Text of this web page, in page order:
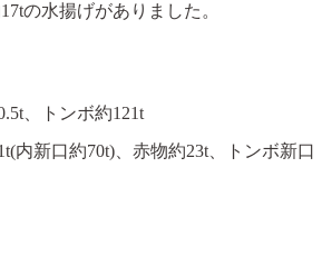
の水揚げがありました。
、トンボ約121t
内新口約70t)、赤物約23t、トンボ新口